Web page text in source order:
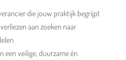
die jouw praktijk begrijpt
aan zoeken naar
een veilige, duurzame én